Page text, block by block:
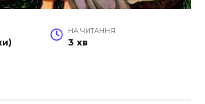
НА ЧИТАННЯ
3 хв